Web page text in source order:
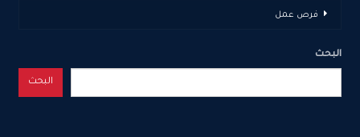
فرص عمل
البحث
البحث